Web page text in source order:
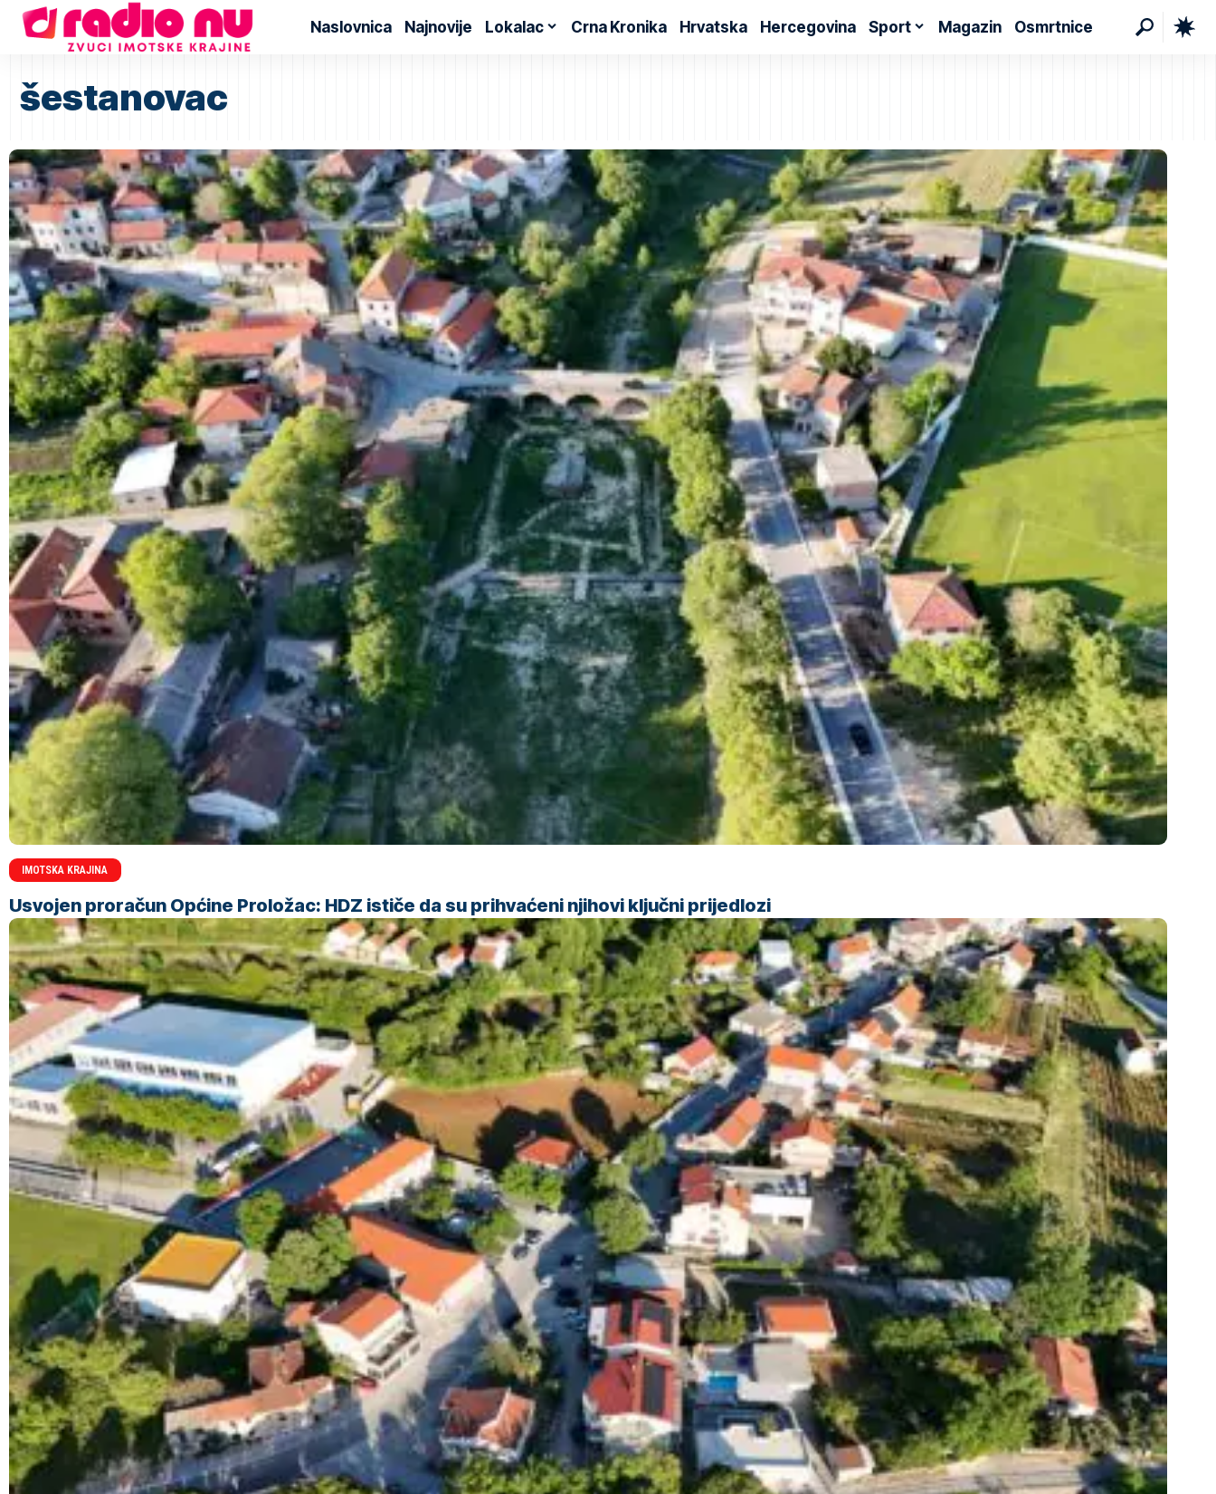
Naslovnica Najnovije Lokalac Crna Kronika Hrvatska Hercegovina Sport Magazin Osmrtnice
šestanovac
IMOTSKA KRAJINA
Usvojen proračun Općine Proložac: HDZ ističe da su prihvaćeni njihovi ključni prijedlozi